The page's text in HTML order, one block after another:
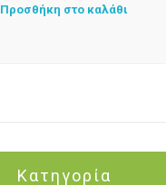
Προσθήκη στο καλάθι
Κατηγορία